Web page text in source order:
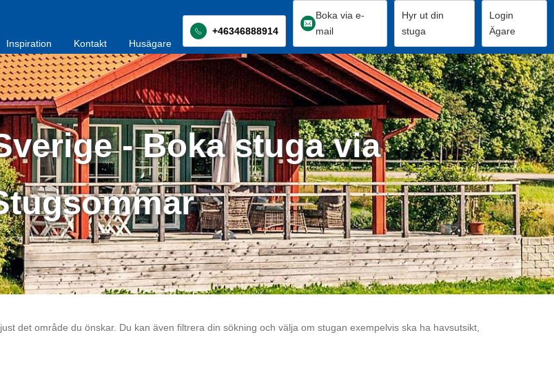
Inspiration Kontakt Husägare
+46346888914
Boka via e-
mail
Hyr ut din
stuga
Login
Ägare
- Boka stuga via
det område du önskar. Du kan även filtrera din sökning och välja om stugan exempelvis ska ha havsutsikt,